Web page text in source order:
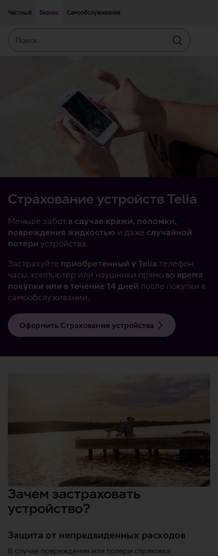
Частный
Бизнес Самообслуживание
Искать
Страхование устройств Telia
Меньше забот в случае кражи, поломки,
повреждения жидкостью и даже случайной
потери устройства.
Застрахуйте приобретенный у Telia телефон,
часы, компьютер или наушники прямо во время
покупки или в течение 14 дней после покупки в
самообслуживании.
Оформить Страхование устройства
Зачем застраховать
устройство?
Защита от непредвиденных расходов
В случае повреждения или потери страховка